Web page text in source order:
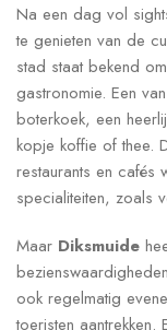
Na een dag vol
te genieten van de
stad staat bekend
gastronomie. Een
boterkoek, een
kopje koffie of thee.
restaurants en cafés
specialiteiten, zoals
Maar Diksmuide
ook regelmatig
toeristen aantrekken.